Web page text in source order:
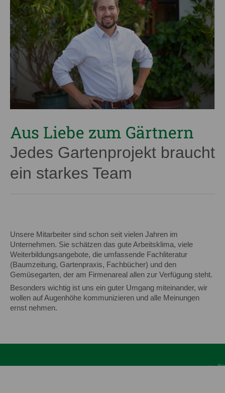
Aus Liebe zum Gärtnern
Jedes Gartenprojekt braucht
ein starkes Team
Unsere Mitarbeiter sind schon seit vielen Jahren im
Unternehmen. Sie schätzen das gute Arbeitsklima, viele
Weiterbildungsangebote, die umfassende Fachliteratur
(Baumzeitung, Gartenpraxis, Fachbücher) und den
Gemüsegarten, der am Firmenareal allen zur Verfügung steht.
Besonders wichtig ist uns ein guter Umgang miteinander, wir
wollen auf Augenhöhe kommunizieren und alle Meinungen
ernst nehmen.